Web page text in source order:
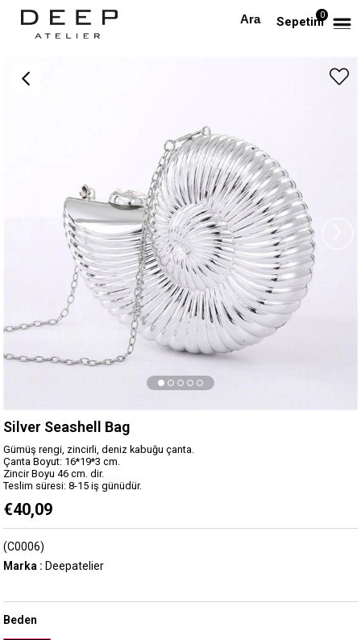
Sepetim0
Anasayfa AKSESUAR Silver Seashell Bag
Silver Seashell Bag
Gümüş rengi, zincirli, deniz kabuğu çanta.
Çanta Boyut: 16*19*3 cm.
Zincir Boyu 46 cm. dir.
Teslim süresi: 8-15 iş günüdür.
€40,09
(C0006)
Marka : Deepatelier
Beden